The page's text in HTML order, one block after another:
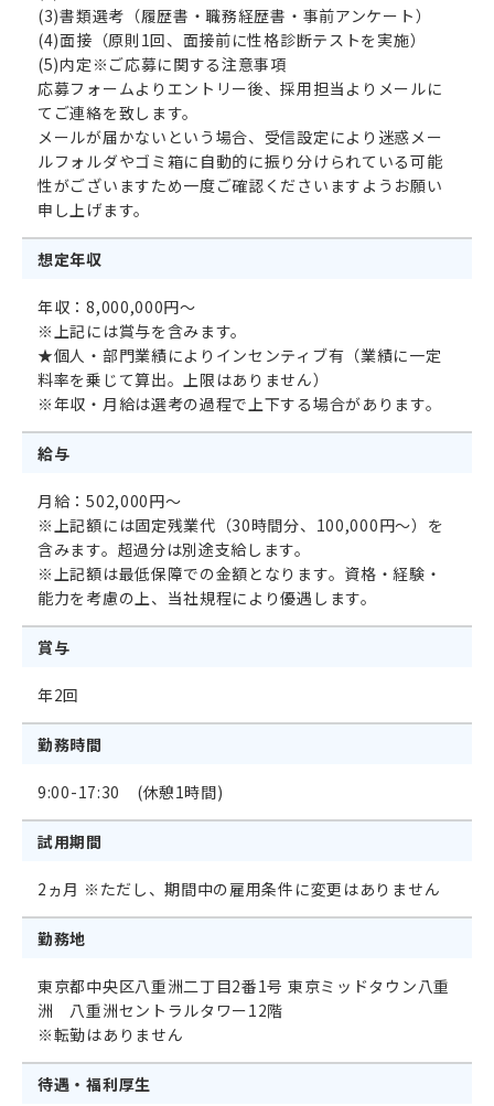
(3)書類選考（履歴書・職務経歴書・事前アンケート）
(4)面接（原則1回、面接前に性格診断テストを実施）
(5)内定※ご応募に関する注意事項
応募フォームよりエントリー後、採用担当よりメールに
てご連絡を致します。
メールが届かないという場合、受信設定により迷惑メー
ルフォルダやゴミ箱に自動的に振り分けられている可能
性がございますため一度ご確認くださいますようお願い
申し上げます。
想定年収
年収：8,000,000円～
※上記には賞与を含みます。
★個人・部門業績によりインセンティブ有（業績に一定
料率を乗じて算出。上限はありません）
※年収・月給は選考の過程で上下する場合があります。
給与
月給：502,000円～
※上記額には固定残業代（30時間分、100,000円～）を
含みます。超過分は別途支給します。
※上記額は最低保障での金額となります。資格・経験・
能力を考慮の上、当社規程により優遇します。
賞与
年2回
勤務時間
9:00-17:30 (休憩1時間)
試用期間
2ヵ月 ※ただし、期間中の雇用条件に変更はありません
勤務地
東京都中央区八重洲二丁目2番1号 東京ミッドタウン八重
洲 八重洲セントラルタワー12階
※転勤はありません
待遇・福利厚生